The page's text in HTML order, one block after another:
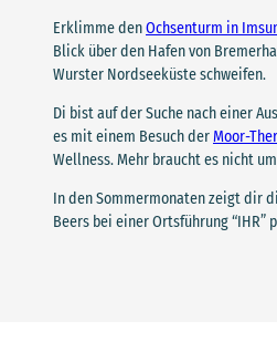
Erklimme denOchsenturm in
Blick über den Hafen von
Wurster Nordseeküste schweifen.
Di bist auf der Suche nach einer
es mit einem Besuch derMoor-
Wellness. Mehr braucht es nicht
In den Sommermonaten zeigt dir
Beers bei einer Ortsführung “IHR”